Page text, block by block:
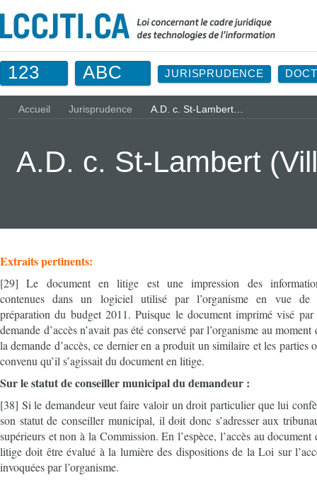
123 ABC JURISPRUDENCE
Accueil Jurisprudence A.D. c. St-Lambert…
A.D. c. St-Lambert
Extraits pertinents:
[29] Le document en litige est une impression des
contenues dans un logiciel utilisé par l’organisme en vue de
préparation du budget 2011. Puisque le document imprimé visé par
demande d’accès n’avait pas été conservé par l’organisme au moment
la demande d’accès, ce dernier en a produit un similaire et les parties
convenu qu’il s’agissait du document en litige.
Sur le statut de conseiller municipal du demandeur :
[38] Si le demandeur veut faire valoir un droit particulier que lui
son statut de conseiller municipal, il doit donc s’adresser aux
supérieurs et non à la Commission. En l’espèce, l’accès au document
litige doit être évalué à la lumière des dispositions de la Loi sur
invoquées par l’organisme.